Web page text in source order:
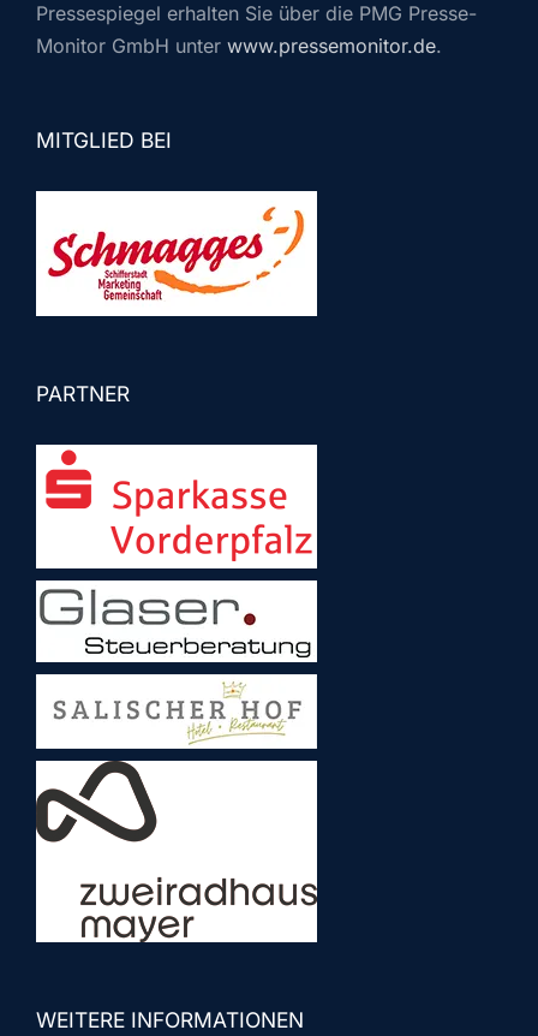
Pressespiegel erhalten Sie über die PMG Presse-
Monitor GmbH unter www.pressemonitor.de.
MITGLIED BEI
PARTNER
WEITERE INFORMATIONEN